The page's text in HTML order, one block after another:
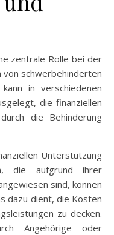
zentrale Rolle bei der
schwerbehinderten
in verschiedenen
die finanziellen
die Behinderung
Unterstützung
die aufgrund ihrer
sind, können
dazu dient, die Kosten
zu decken.
Angehörige oder